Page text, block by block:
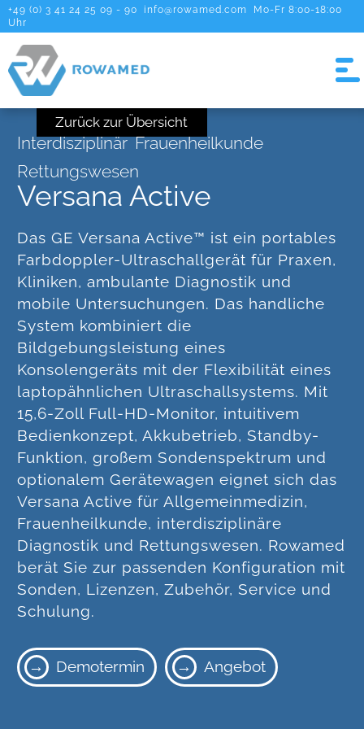
+49 (0) 3 41 24 25 09 - 90 info@rowamed.com
Mo-Fr 8:00-18:00
Uhr
Zurück zur Übersicht
Interdisziplinär Frauenheilkunde
Rettungswesen
Versana Active
Das GE Versana Active™ ist ein portables
Farbdoppler-Ultraschallgerät für Praxen,
Kliniken, ambulante Diagnostik und
mobile Untersuchungen. Das handliche
System kombiniert die
Bildgebungsleistung eines
Konsolengeräts mit der Flexibilität eines
laptopähnlichen Ultraschallsystems. Mit
15,6-Zoll Full-HD-Monitor, intuitivem
Bedienkonzept, Akkubetrieb, Standby-
Funktion, großem Sondenspektrum und
optionalem Gerätewagen eignet sich das
Versana Active für Allgemeinmedizin,
Frauenheilkunde, interdisziplinäre
Diagnostik und Rettungswesen. Rowamed
berät Sie zur passenden Konfiguration mit
Sonden, Lizenzen, Zubehör, Service und
Schulung.
Demotermin Angebot